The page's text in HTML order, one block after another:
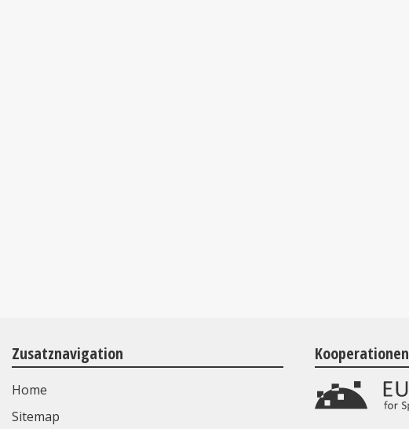
Zusatznavigation
Home
Sitemap
Kooperationen